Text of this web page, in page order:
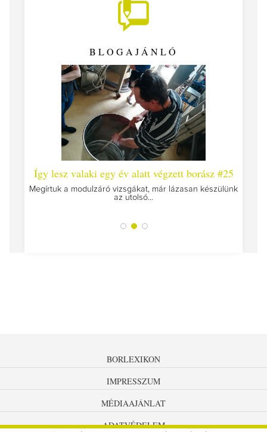
BLOGAJÁNLÓ
Így lesz valaki egy év alatt végzett borász #25
Megírtuk a modulzáró vizsgákat, már lázasan készülünk
az utolsó...
BORLEXIKON
IMPRESSZUM
MÉDIAAJÁNLAT
ADATVÉDELEM